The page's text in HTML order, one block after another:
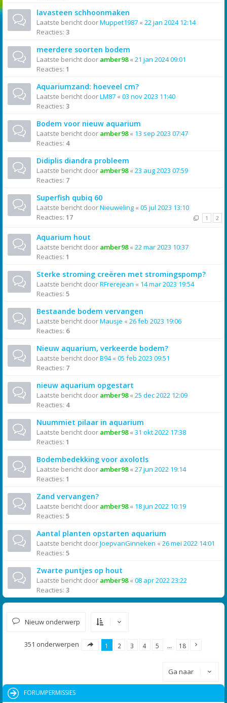
lavasteen schhoonmaken
Laatste bericht doorMuppet1987 « 22 jan 2024 12:14
Reacties: 3
meerdere soorten bodem
Laatste bericht door amber98« 21 jan 2024 09:01
Reacties: 1
Aquariumzand: hoeveel cm?
Laatste bericht doorLM87 « 03 nov 2023 11:40
Reacties: 3
Bodem voor nieuw aquarium
Laatste bericht door amber98« 13 sep 2023 07:47
Reacties: 4
Didiplis diandra probleem
Laatste bericht door amber98« 23 aug 2023 07:59
Reacties: 7
Superfish qubiq 60
Laatste bericht doorNieuweling « 05 jul 2023 13:10
Reacties: 17 1 2
Aquarium hout
Laatste bericht door amber98« 22 mar 2023 10:37
Reacties: 1
Sterke stroming creëren met stromingspomp?
Laatste bericht doorRFrerejean « 14 mar 2023 19:54
Reacties: 5
Bestaande bodem vervangen
Laatste bericht doorMausje « 26 feb 2023 19:06
Reacties: 6
Nieuw aquarium, verkeerde bodem?
Laatste bericht doorB94« 05 feb 2023 09:51
Reacties: 7
nieuw aquarium opgestart
Laatste bericht door amber98« 25 dec 2022 12:09
Reacties: 4
Nuummiet pilaar in aquarium
Laatste bericht door amber98« 31 okt 2022 17:38
Reacties: 1
Bodembedekking voor axolotls
Laatste bericht door amber98« 27 jun 2022 19:14
Reacties: 1
Zand vervangen?
Laatste bericht door amber98« 18 jun 2022 10:19
Reacties: 5
Aantal planten opstarten aquarium
Laatste bericht doorJoepvanGinneken « 26 mei 2022 14:01
Reacties: 5
Zwarte puntjes op hout
Laatste bericht door amber98« 08 apr 2022 23:22
Reacties: 3
Nieuw onderwerp
351 onderwerpen 1 2 3 4 5 … 18
Ga naar
FORUMPERMISSIES